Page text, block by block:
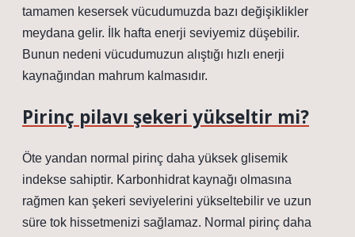
tamamen kesersek vücudumuzda bazı değişiklikler
meydana gelir. İlk hafta enerji seviyemiz düşebilir.
Bunun nedeni vücudumuzun alıştığı hızlı enerji
kaynağından mahrum kalmasıdır.
Pirinç pilavı şekeri yükseltir mi?
Öte yandan normal pirinç daha yüksek glisemik
indekse sahiptir. Karbonhidrat kaynağı olmasına
rağmen kan şekeri seviyelerini yükseltebilir ve uzun
süre tok hissetmenizi sağlamaz. Normal pirinç daha